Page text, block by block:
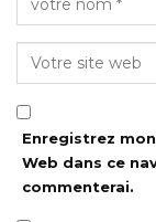
Enregistrez
Web dans ce
commenterai.